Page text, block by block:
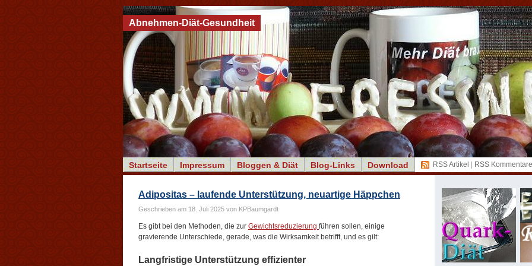
Startseite Impressum Bloggen & Diät Blog-Links Download RSS Artikel RSS Kommentare
Abnehmen-Diät-Gesundheit
Adipositas – laufende Unterstützung, neuartige Häppchen
Geschrieben am 18. Juli 2025 von KPBaumgardt
Es gibt bei den Methoden, die zur Gewichtsreduzierung führen sollen, einige
gravierende Unterschiede, gerade, was die Wirksamkeit betrifft, und es gilt:
Lang­fristige Unterstüt­zung effizienter